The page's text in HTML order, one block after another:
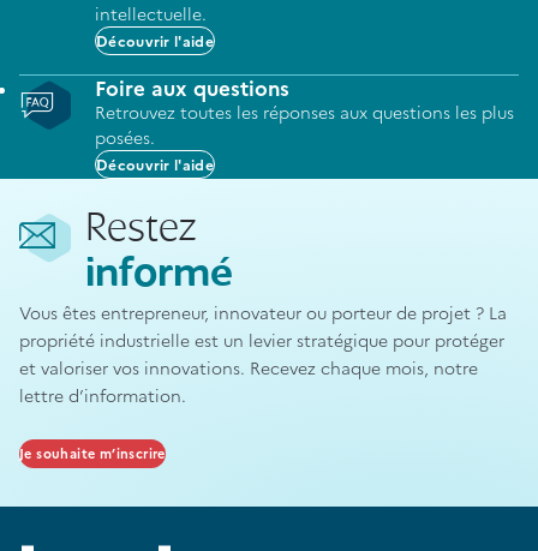
intellectuelle.
Découvrir l'aide
Foire aux questions
Retrouvez toutes les réponses aux questions les plus
posées.
Découvrir l'aide
Restez
informé
Vous êtes entrepreneur, innovateur ou porteur de projet ? La
propriété industrielle est un levier stratégique pour protéger
et valoriser vos innovations. Recevez chaque mois, notre
lettre d’information.
Je souhaite m’inscrire